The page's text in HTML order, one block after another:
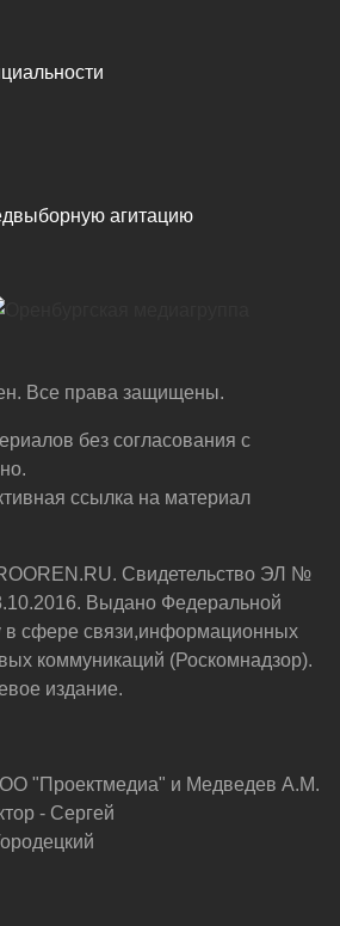
агитацию
Все права защищены.
без согласования с
ссылка на материал
Свидетельство ЭЛ №
Выдано Федеральной
в сфере связи,информационных
коммуникаций (Роскомнадзор).
издание.
"Проектмедиа" и Медведев А.М.
- Сергей